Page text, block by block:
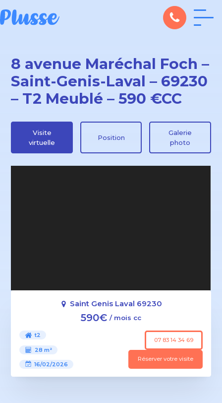
8 avenue Maréchal Foch –
Saint-Genis-Laval – 69230
– T2 Meublé – 590 €CC
Visite
virtuelle
Position
Galerie
photo
Saint Genis Laval 69230
590€ / mois cc
t2
28 m²
16/02/2026
07 83 14 34 69
Réserver votre visite